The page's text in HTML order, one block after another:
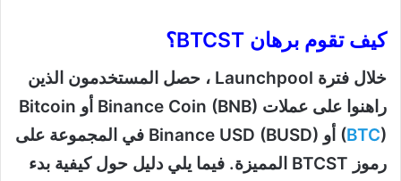
كيف تقوم برهان BTCST؟
خلال فترة Launchpool ، حصل المستخدمون الذين
راهنوا على عملات Binance Coin (BNB) أو Bitcoin
(BTC
) أو Binance USD (BUSD) في المجموعة على
رموز BTCST المميزة. فيما يلي دليل حول كيفية بدء